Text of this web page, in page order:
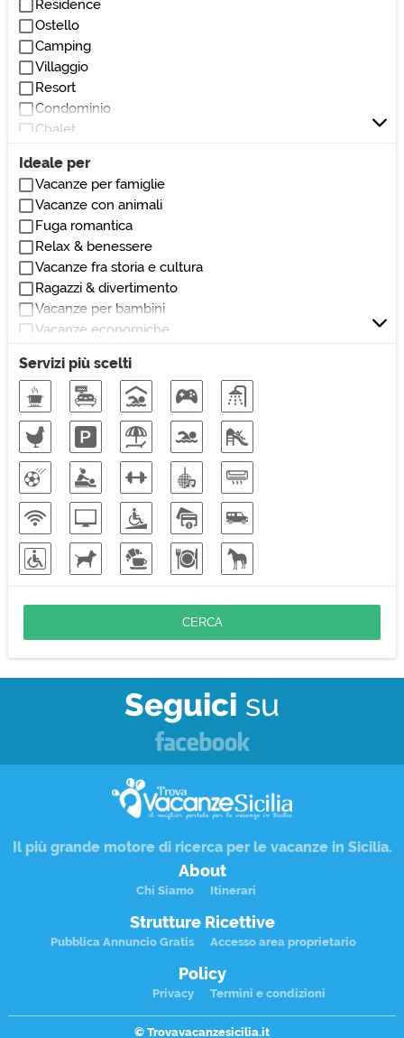
Vicino club/discoteche
Vicino stadio
Vicino ospedali/cliniche
Vicino monumenti/zone di interesse
Vicino università
Vicino centri commerciali
Vicino autostrada
Vicino teatri/cinema
Residence
Ostello
Camping
Villaggio
Resort
Condominio
Chalet
Loft
Villetta a schiera
Dormitorio
Affittacamere
Locanda
Pensione
Dimora storica
Masseria
Casale
Rustico
Ideale per
Vacanze per famiglie
Vacanze con animali
Fuga romantica
Relax & benessere
Vacanze fra storia e cultura
Ragazzi & divertimento
Vacanze per bambini
Vacanze economiche
Soggiorni di lavoro
Vacanze sulla neve
Vacanze eco-friendly
Servizi più scelti
Seguici su
Il più grande motore di ricerca per le vacanze in Sicilia.
About
Chi Siamo Itinerari
Strutture Ricettive
Pubblica Annuncio Gratis Accesso area proprietario
Policy
Privacy Termini e condizioni
© Trovavacanzesicilia.it